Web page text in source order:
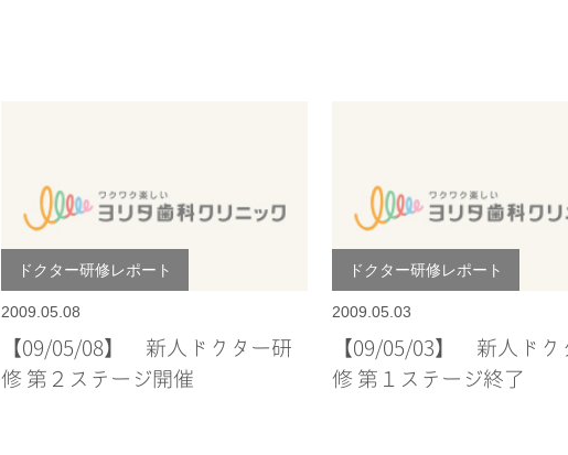
ドクター研修レポート
2009.05.08
【09/05/08】 新人ドクター研
修 第２ステージ開催
ドクター研修レポート
2009.05.03
【09/05/03】 新人ドク
修 第１ステージ終了